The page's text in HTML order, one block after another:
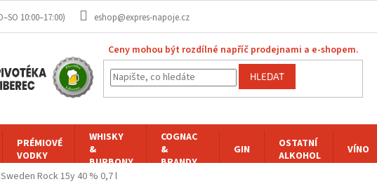
eshop@expres-napoje.cz
Ceny mohou být rozdílné napříč prodejnami a e-shopem.
HLEDAT
PRÉMIOVÉ
VODKY
WHISKY
&
BURBONY
COGNAC
&
BRANDY
GIN
OSTATNÍ
ALKOHOL
VÍNO
Sweden Rock 15y 40 % 0,7 l